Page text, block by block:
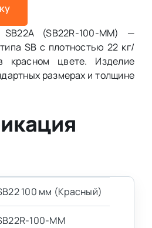
(SB22R-100-MM) —
SB с плотностью 22 кг/
красном цвете. Изделие
размерах и толщине
100 мм (Красный)
100-MM